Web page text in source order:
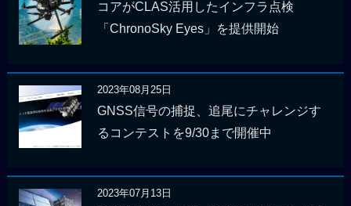
コアがCLAS活用したインフラ点検
「ChronoSky Eyes」を提供開始
2023年08月25日
GNSS信号の捕捉、追尾にチャレンジす
るコンテストを9/30まで開催中
2023年07月13日